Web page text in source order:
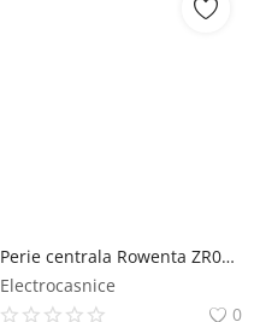
Perie centrala Rowenta ZR084002 Animal Turbo compatibila cu aspiratoarele robot Rowenta X-Plorer 65 65+ 70 70+ 135 135+ 140 140+ seriile RR8L rowenta
Electrocasnice
0